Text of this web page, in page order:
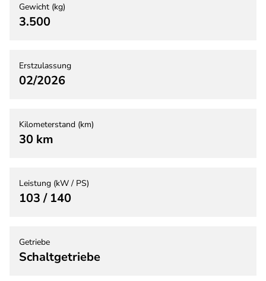
Gewicht (kg)
3.500
Erstzulassung
02/2026
Kilometerstand (km)
30 km
Leistung (kW / PS)
103 / 140
Getriebe
Schaltgetriebe